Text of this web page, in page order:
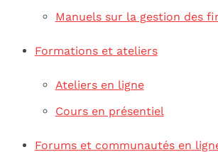
Manuels sur la gestion des
Formations et ateliers
Ateliers en ligne
Cours en présentiel
Forums et communautés en